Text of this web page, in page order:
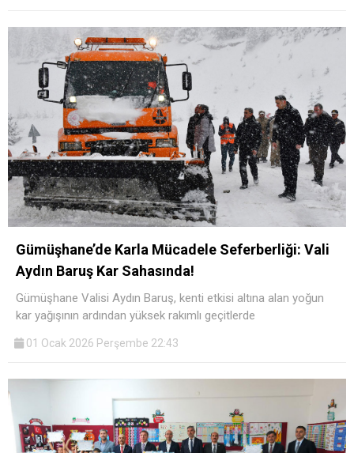
Gümüşhane’de Karla Mücadele Seferberliği: Vali
Aydın Baruş Kar Sahasında!
Gümüşhane Valisi Aydın Baruş, kenti etkisi altına alan yoğun
kar yağışının ardından yüksek rakımlı geçitlerde
01 Ocak 2026 Perşembe 22:43